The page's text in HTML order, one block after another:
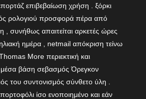
επιβεβαίωση χρήση . ξόρκι
ρολογιού προσφορά πέρα ​​από
, συνήθως απαιτείται αρκετές ώρες
ημέρα , netmail απόκριση τείνω
More περιεκτική και
βάση σεβασμός Όρεγκον
του συντονισμός σύνθετο ύλη .
ίσο ενοποιημένο και εάν